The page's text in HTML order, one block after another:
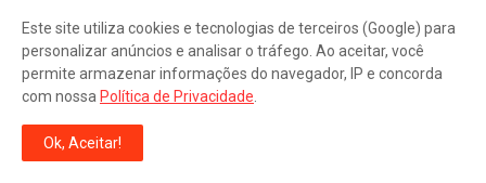
BALANÇO INSTITUCIONAL 2026: CONFIRA OS RESULTADOS
Este site utiliza cookies e tecnologias de terceiros (Google) para
personalizar anúncios e analisar o tráfego. Ao aceitar, você
permite armazenar informações do navegador, IP e concorda
com nossa Política de Privacidade
Ok, Aceitar!